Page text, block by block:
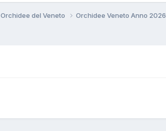
Orchidee del Veneto
Orchidee Veneto Anno 2026